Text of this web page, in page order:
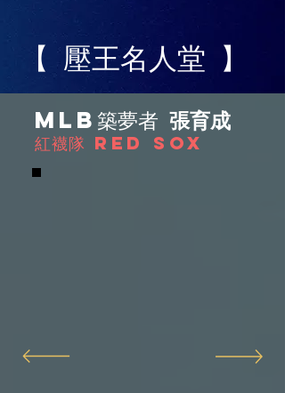
【 壓王名人堂 】
MLB築夢者 張育成
紅襪隊 RED SOX